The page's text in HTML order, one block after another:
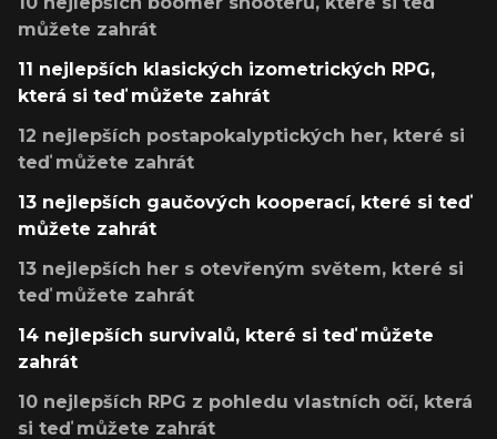
můžete zahrát
11 nejlepších klasických izometrických RPG,
která si teď můžete zahrát
12 nejlepších postapokalyptických her, které si
teď můžete zahrát
13 nejlepších gaučových kooperací, které si teď
můžete zahrát
13 nejlepších her s otevřeným světem, které si
teď můžete zahrát
14 nejlepších survivalů, které si teď můžete
zahrát
10 nejlepších RPG z pohledu vlastních očí, která
si teď můžete zahrát